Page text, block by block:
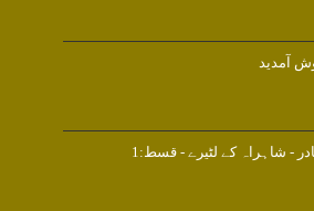
آمدید
- شاہراہ کے لٹیرے - قسط:1